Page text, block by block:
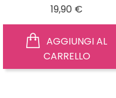
19,90 €
CARRELLO